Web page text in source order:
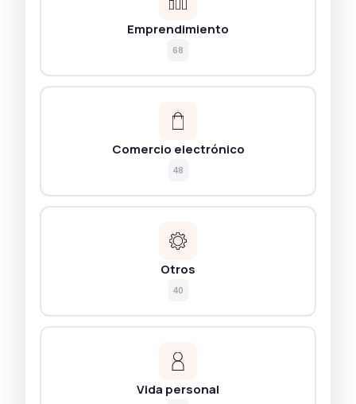
Emprendimiento
68
Comercio electrónico
48
Otros
40
Vida personal